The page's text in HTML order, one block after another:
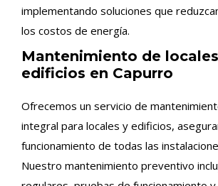
implementando soluciones que
los costos de energía.
Mantenimiento de
edificios en Capurro
Ofrecemos un servicio de
integral para locales y edificios,
funcionamiento de todas las
Nuestro mantenimiento preventivo